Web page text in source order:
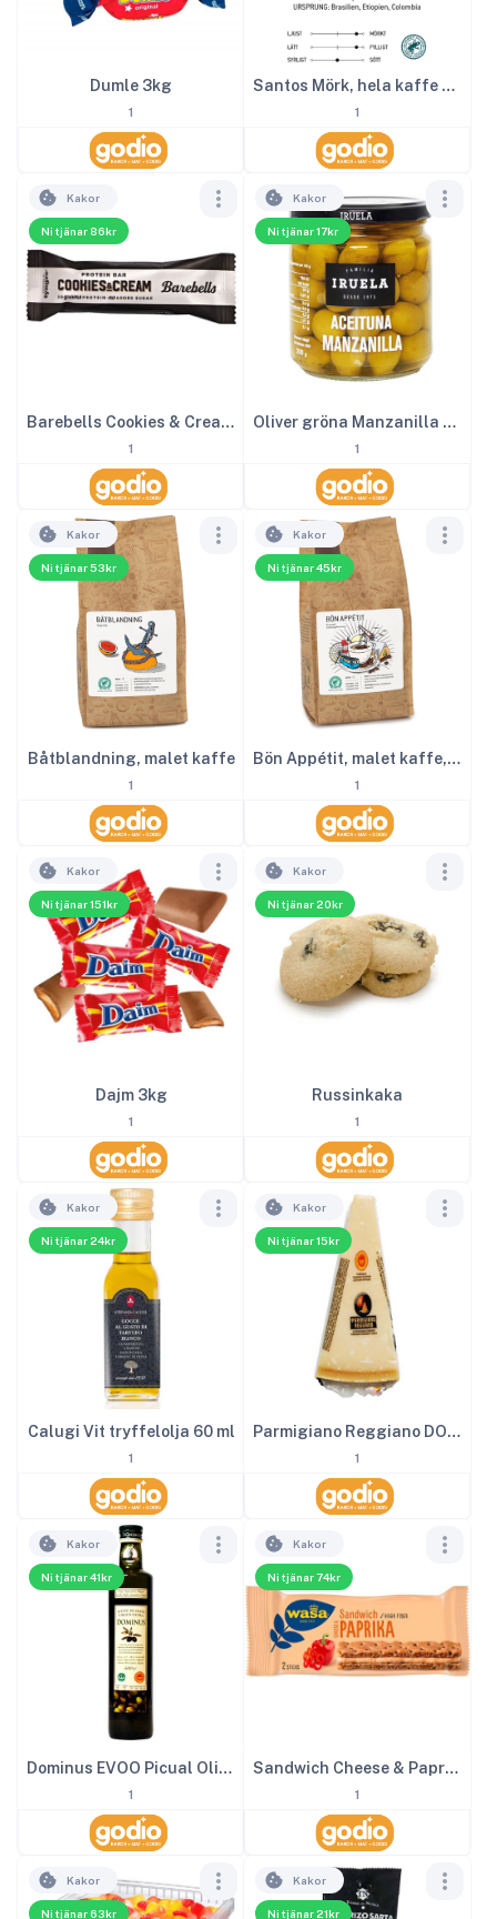
Dumle 3kg
1
Santos Mörk, hela kaffe bönor 1000g
1
Ni tjänar 86kr
Kakor
Barebells Cookies & Cream 12st
1
Ni tjänar 17kr
Kakor
Oliver gröna Manzanilla 365 g
1
Ni tjänar 53kr
Kakor
Båtblandning, malet kaffe
1
Ni tjänar 45kr
Kakor
Bön Appétit, malet kaffe, lätt mörkrost
1
Ni tjänar 151kr
Kakor
Dajm 3kg
1
Ni tjänar 20kr
Kakor
Russinkaka
1
Ni tjänar 24kr
Kakor
Calugi Vit tryffelolja 60 ml
1
Ni tjänar 15kr
Kakor
Parmigiano Reggiano DOP ca 150 g
1
Ni tjänar 41kr
Kakor
Dominus EVOO Picual Olivolja 50 cl
1
Ni tjänar 74kr
Kakor
Sandwich Cheese & Paprika 24st x 37 g
1
Ni tjänar 63kr
Kakor
Ni tjänar 21kr
Kakor